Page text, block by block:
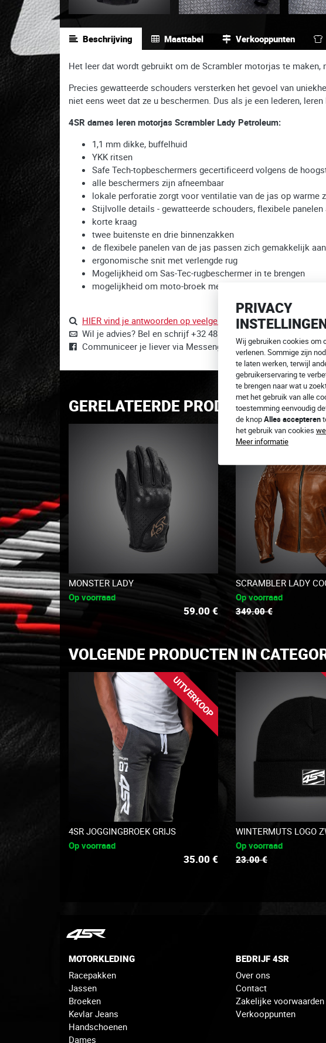
PRIVACY
Wij gebruiken cookies om
verlenen. Sommige zijn
te laten werken, terwijl
gebruikerservaring te
te brengen naar wat u
met het gebruik van alle
toestemming eenvoudig
de knopAlles accepteren
het gebruik van cookies
Meer informatie
Beschrijving Maattabel Verkooppunten
Het leer dat wordt gebruikt om de Scrambler motorjas te
Precies gewatteerde schouders versterken het gevoel van
niet eens weet dat ze u beschermen. Dus als je een lederen,
4SR dames leren motorjas Scrambler Lady Petroleum:
1,1 mm dikke, buffelhuid
YKK ritsen
Safe Tech-topbeschermers gecertificeerd volgens de
alle beschermers zijn afneembaar
lokale perforatie zorgt voor ventilatie van de jas op warme
Stijlvolle details - gewatteerde schouders, flexibele panelen
korte kraag
twee buitenste en drie binnenzakken
de flexibele panelen van de jas passen zich gemakkelijk
ergonomische snit met verlengde rug
Mogelijkheid om Sas-Tec-rugbeschermer in te brengen
mogelijkheid om moto-broek met korte en perifere
HIER vind je antwoorden op veelgestelde vragen.
Wil je advies? Bel en schrijf +32 483 055 129 of +32 483 070
Communiceer je liever via Messenger? Wij zijn online!
GERELATEERDE PRODUCTEN
MONSTER LADY
Op voorraad
59.00€
SCRAMBLER LADY
Op voorraad
349.00 €
VOLGENDE PRODUCTEN IN
UITVERKOOP
4SR JOGGINGBROEK GRIJS
Op voorraad
35.00€
WINTERMUTS LOGO
Op voorraad
23.00 €
MOTORKLEDING
Racepakken
Jassen
Broeken
Kevlar Jeans
Handschoenen
Dames
BEDRIJF 4SR
Over ons
Contact
Zakelijke voorwaarden
Verkooppunten